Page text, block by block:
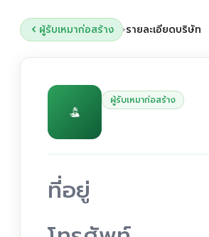
ผู้รับเหมาก่อสร้าง ›รายละเอียดบริษัท
ผู้รับเหมาก่อสร้าง
ที่อยู่